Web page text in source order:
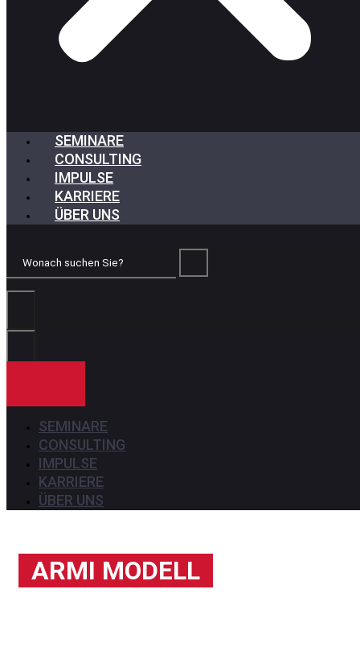
SEMINARE
CONSULTING
IMPULSE
KARRIERE
ÜBER UNS
Wonach
Sie?
SEMINARE
CONSULTING
IMPULSE
KARRIERE
ÜBER UNS
ARMI MODELL